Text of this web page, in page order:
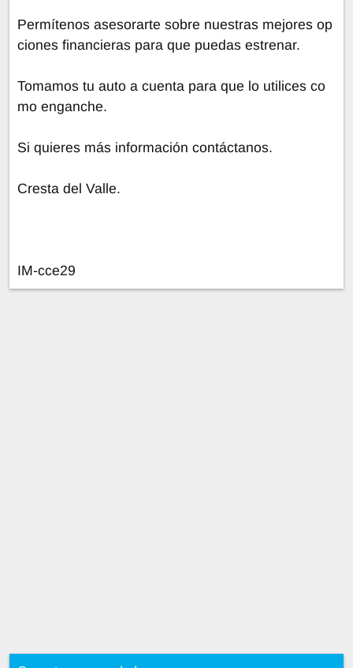
Permítenos asesorarte sobre nuestras mejores op
ciones financieras para que puedas estrenar.
Tomamos tu auto a cuenta para que lo utilices co
mo enganche.
Si quieres más información contáctanos.
Cresta del Valle.
IM-cce29